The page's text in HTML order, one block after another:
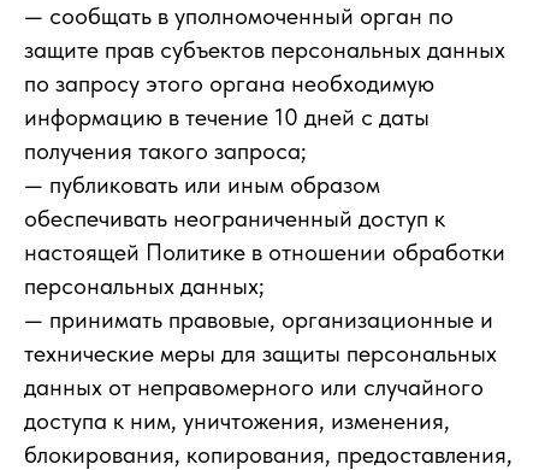
— сообщать в уполномоченный орган по
защите прав субъектов персональных данных
по запросу этого органа необходимую
информацию в течение 10 дней с даты
получения такого запроса;
— публиковать или иным образом
обеспечивать неограниченный доступ к
настоящей Политике в отношении обработки
персональных данных;
— принимать правовые, организационные и
технические меры для защиты персональных
данных от неправомерного или случайного
доступа к ним, уничтожения, изменения,
блокирования, копирования, предоставления,